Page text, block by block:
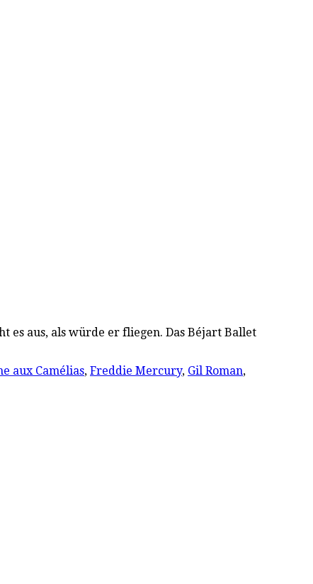
aus, als würde er fliegen. Das Béjart Ballet
aux Camélias, Freddie Mercury, Gil Roman,